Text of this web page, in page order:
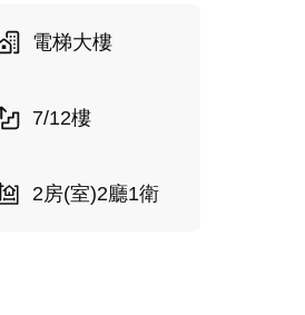
電梯大樓
7/12樓
2房(室)2廳1衛